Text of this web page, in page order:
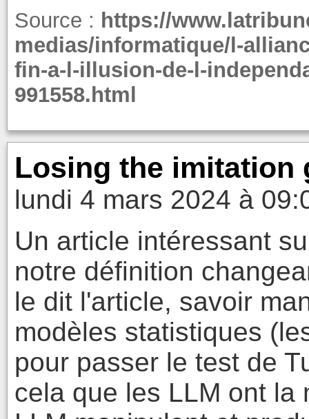
Source : https://
medias/informatique/l-
fin-a-l-illusion-de-l-
991558.html
Losing the imitation
lundi 4 mars 2024 à
Un article intéressant
notre définition
le dit l'article, savoir
modèles statistiques
pour passer le test de
cela que les LLM ont la